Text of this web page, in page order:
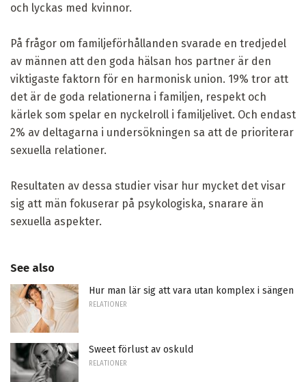
och lyckas med kvinnor.
På frågor om familjeförhållanden svarade en tredjedel
av männen att den goda hälsan hos partner är den
viktigaste faktorn för en harmonisk union. 19% tror att
det är de goda relationerna i familjen, respekt och
kärlek som spelar en nyckelroll i familjelivet. Och endast
2% av deltagarna i undersökningen sa att de prioriterar
sexuella relationer.
Resultaten av dessa studier visar hur mycket det visar
sig att män fokuserar på psykologiska, snarare än
sexuella aspekter.
See also
Hur man lär sig att vara utan komplex i sängen
RELATIONER
Sweet förlust av oskuld
RELATIONER